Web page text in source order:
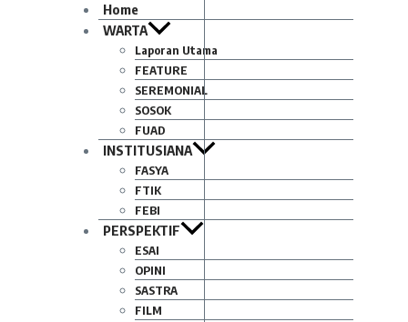
Home
WARTA
Laporan Utama
FEATURE
SEREMONIAL
SOSOK
FUAD
INSTITUSIANA
FASYA
FTIK
FEBI
PERSPEKTIF
ESAI
OPINI
SASTRA
FILM